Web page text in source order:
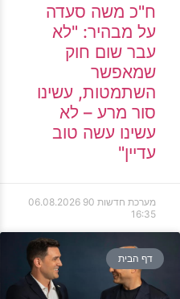
ח"כ משה סעדה
על מבהיר: "לא
עבר שום חוק
שמאפשר
השתמטות, עשינו
סור מרע – לא
עשינו עשה טוב
עדיין"
מערכת חדשות 90
06.08.2026
16:35
דף הבית